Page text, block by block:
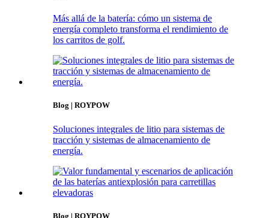
Más allá de la batería: cómo un sistema de
energía completo transforma el rendimiento de
los carritos de golf.
Blog | ROYPOW
Soluciones integrales de litio para sistemas de
tracción y sistemas de almacenamiento de
energía.
Blog | ROYPOW